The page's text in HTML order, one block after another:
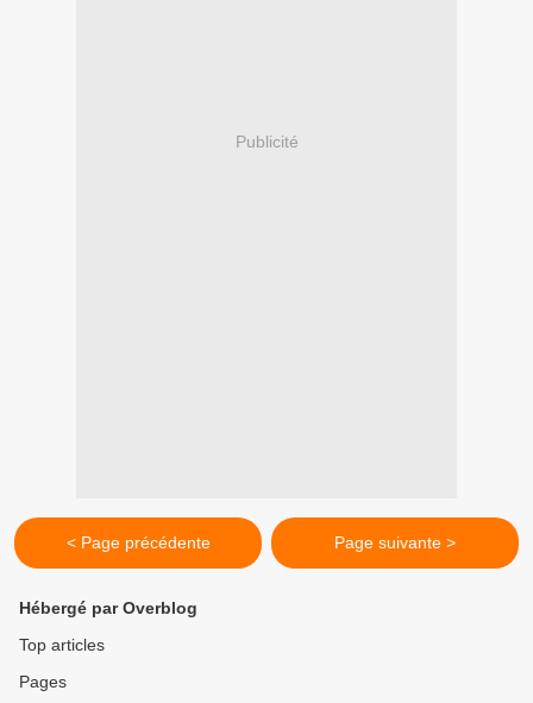
Publicité
< Page précédente Page suivante >
Hébergé par Overblog
Top articles
Pages